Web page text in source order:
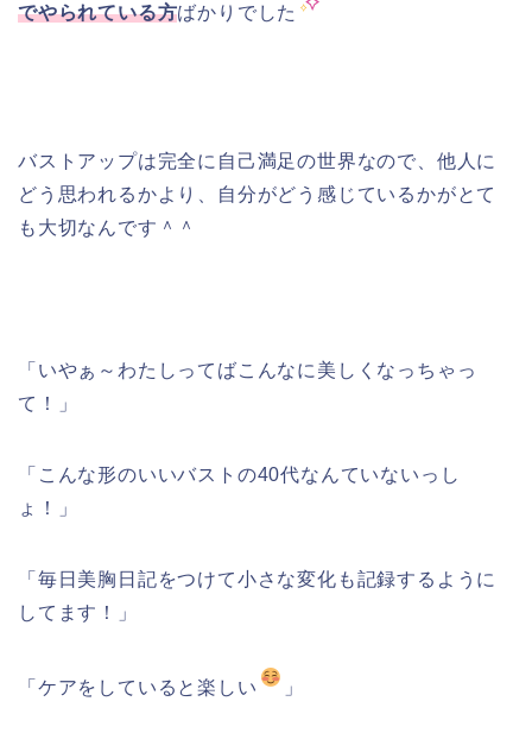
でやられている方ばかりでした
バストアップは完全に自己満足の世界なので、他人に
どう思われるかより、自分がどう感じているかがとて
も大切なんです＾＾
「いやぁ～わたしってばこんなに美しくなっちゃっ
て！」
「こんな形のいいバストの40代なんていないっし
ょ！」
「毎日美胸日記をつけて小さな変化も記録するように
してます！」
「ケアをしていると楽しい 」